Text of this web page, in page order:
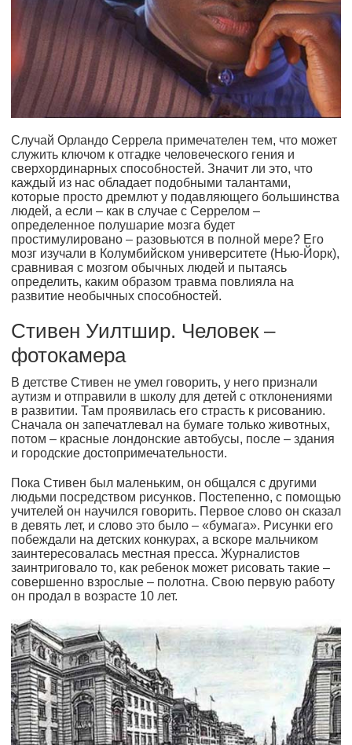
Случай Орландо Серрела примечателен тем, что может
служить ключом к отгадке человеческого гения и
сверхординарных способностей. Значит ли это, что
каждый из нас обладает подобными талантами,
которые просто дремлют у подавляющего большинства
людей, а если – как в случае с Серрелом –
определенное полушарие мозга будет
простимулировано – разовьются в полной мере? Его
мозг изучали в Колумбийском университете (Нью-Йорк),
сравнивая с мозгом обычных людей и пытаясь
определить, каким образом травма повлияла на
развитие необычных способностей.
Стивен Уилтшир. Человек –
фотокамера
В детстве Стивен не умел говорить, у него признали
аутизм и отправили в школу для детей с отклонениями
в развитии. Там проявилась его страсть к рисованию.
Сначала он запечатлевал на бумаге только животных,
потом – красные лондонские автобусы, после – здания
и городские достопримечательности.
Пока Стивен был маленьким, он общался с другими
людьми посредством рисунков. Постепенно, с помощью
учителей он научился говорить. Первое слово он сказал
в девять лет, и слово это было – «бумага». Рисунки его
побеждали на детских конкурах, а вскоре мальчиком
заинтересовалась местная пресса. Журналистов
заинтриговало то, как ребенок может рисовать такие –
совершенно взрослые – полотна. Свою первую работу
он продал в возрасте 10 лет.